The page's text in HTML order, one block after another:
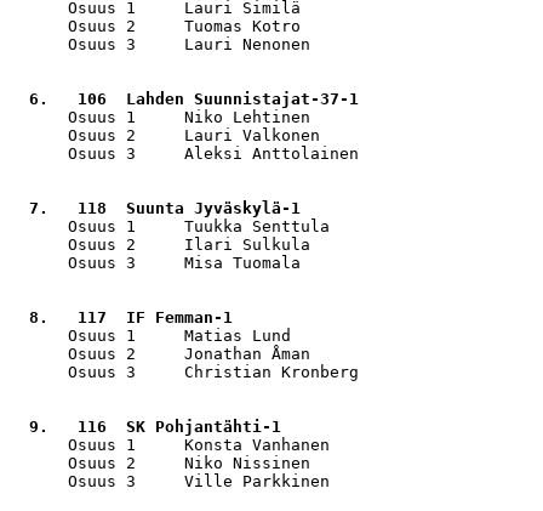
Osuus 1     Lauri Similä
Osuus 2     Tuomas Kotro
Osuus 3     Lauri Nenonen
6.   106  Lahden Suunnistajat-37-1
Osuus 1     Niko Lehtinen
Osuus 2     Lauri Valkonen
Osuus 3     Aleksi Anttolainen
7.   118  Suunta Jyväskylä-1
Osuus 1     Tuukka Senttula
Osuus 2     Ilari Sulkula
Osuus 3     Misa Tuomala
8.   117  IF Femman-1
Osuus 1     Matias Lund
Osuus 2     Jonathan Åman
Osuus 3     Christian Kronberg
9.   116  SK Pohjantähti-1
Osuus 1     Konsta Vanhanen
Osuus 2     Niko Nissinen
Osuus 3     Ville Parkkinen